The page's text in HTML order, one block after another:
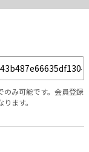
み可能です。会員登録
ます。